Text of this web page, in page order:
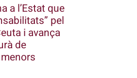
a l’Estat que
pel
i avança
de